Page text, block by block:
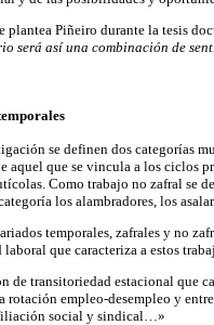
plantea Piñeiro durante la tesis
será así una combinación de
se definen dos categorías
aquel que se vincula a los ciclos
Como trabajo no zafral se
los alambradores, los
temporales, zafrales y no
laboral que caracteriza a estos
de transitoriedad estacional que
rotación empleo-desempleo y
social y sindical…»